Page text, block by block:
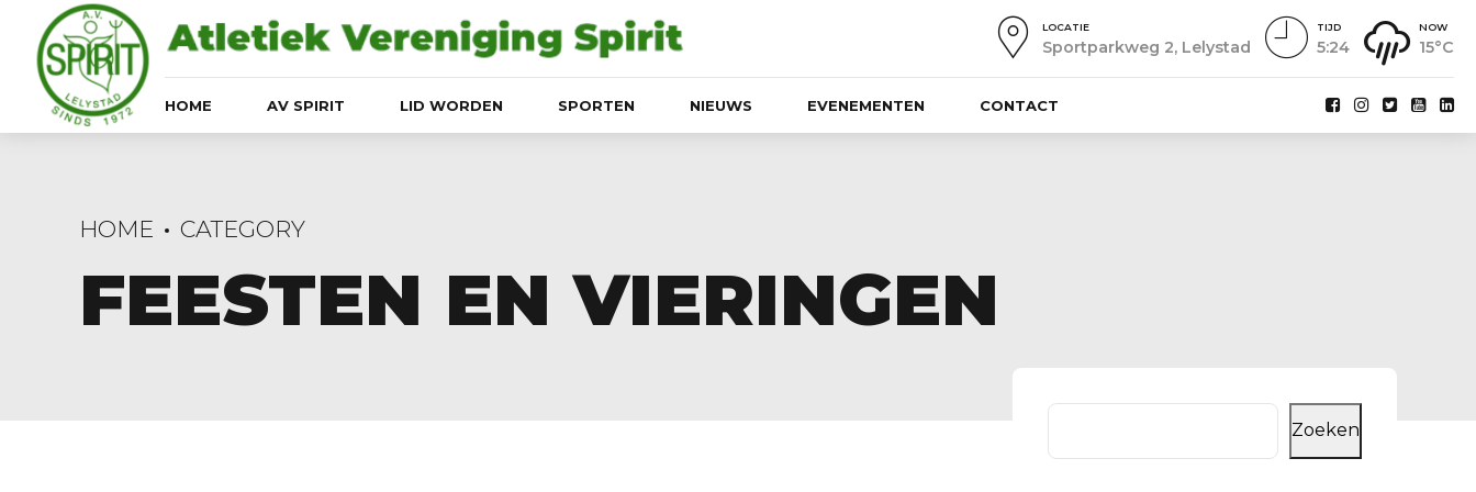
NOW
15°C
TIJD
5:24
LOCATIE
Sportparkweg 2, Lelystad
HOME AV SPIRIT LID WORDEN SPORTEN NIEUWS EVENEMENTEN CONTACT
HOME CATEGORY
FEESTEN EN VIERINGEN
Zoeken